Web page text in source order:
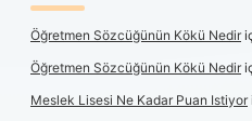
Öğretmen Sözcüğünün Kökü Nedir
Öğretmen Sözcüğünün Kökü Nedir
Meslek Lisesi Ne Kadar Puan Istiyor